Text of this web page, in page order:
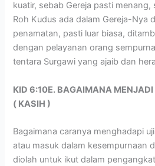
kuatir, sebab Gereja pasti menang,
Roh Kudus ada dalam Gereja-Nya
penamatan, pasti luar biasa,
dengan pelayanan orang
tentara Surgawi yang ajaib dan
KID 6:10E. BAGAIMANA
( KASIH )
Bagaimana caranya menghadapi
atau masuk dalam kesempurnaan
diolah untuk ikut dalam